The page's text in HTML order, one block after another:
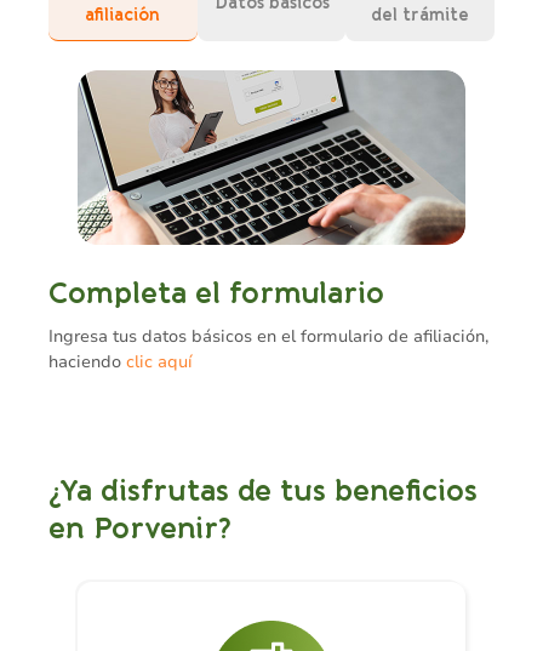
afiliación
del trámite
Completa el formulario
Ingresa tus datos básicos en el formulario de afiliación,
haciendo clic aquí
¿Ya disfrutas de tus beneficios
en Porvenir?